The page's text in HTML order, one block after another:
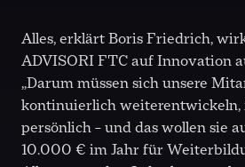
Alles, erklärt Boris Friedrich,
ADVISORI FTC auf Innovation
„Darum müssen sich unsere
kontinuierlich weiterentwickeln,
persönlich – und das wollen sie
10.000 € im Jahr für